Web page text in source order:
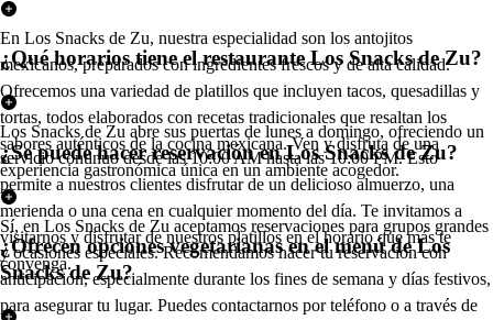
En Los Snacks de Zu, nuestra especialidad son los antojitos
mexicanos, preparados con ingredientes frescos y de alta calidad.
Ofrecemos una variedad de platillos que incluyen tacos, quesadillas y
tortas, todos elaborados con recetas tradicionales que resaltan los
sabores auténticos de la cocina mexicana. Ven y disfruta de una
experiencia gastronómica única en un ambiente acogedor.
¿Qué horarios tiene el restaurante Los Snacks de Zu?
Los Snacks de Zu abre sus puertas de lunes a domingo, ofreciendo un
servicio continuo desde las 10:00 AM hasta las 10:00 PM. Esto
permite a nuestros clientes disfrutar de un delicioso almuerzo, una
merienda o una cena en cualquier momento del día. Te invitamos a
visitarnos y disfrutar de nuestros platillos en el horario que más te
convenga.
¿Se puede hacer reservación en Los Snacks de Zu?
Sí, en Los Snacks de Zu aceptamos reservaciones para grupos grandes
y ocasiones especiales. Recomendamos hacer tu reservación con
anticipación, especialmente durante los fines de semana y días festivos,
para asegurar tu lugar. Puedes contactarnos por teléfono o a través de
¿Ofrecen opciones vegetarianas en el menú de Los
Snacks de Zu?